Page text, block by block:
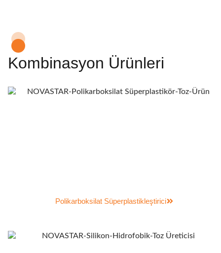
Kombinasyon Ürünleri
Polikarboksilat Süperplastikleştirici